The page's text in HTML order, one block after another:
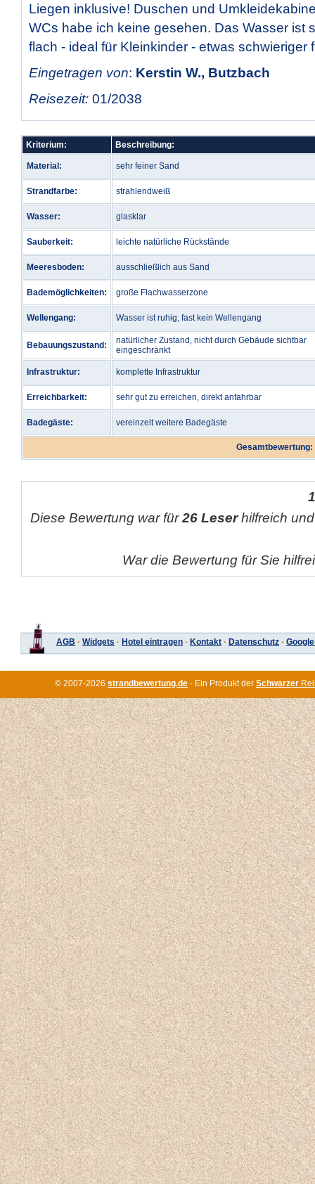
Liegen inklusive! Duschen und
WCs habe ich keine gesehen. Das Wasser ist
flach - ideal für Kleinkinder - etwas schwieriger
Eingetragen von: Kerstin W., Butzbach
Reisezeit: 01/2038
Kriterium: Beschreibung:
Material: sehr feiner Sand
Strandfarbe: strahlendweiß
Wasser: glasklar
Sauberkeit: leichte natürliche Rückstände
Meeresboden: ausschließlich aus Sand
Bademöglichkeiten: große Flachwasserzone
Wellengang: Wasser ist ruhig, fast kein Wellengang
Bebauungszustand:
natürlicher Zustand, nicht durch Gebäude sichtbar
eingeschränkt
Infrastruktur: komplette Infrastruktur
Erreichbarkeit: sehr gut zu erreichen, direkt anfahrbar
Badegäste: vereinzelt weitere Badegäste
Gesamtbewertung:
Diese Bewertung war für26 Leserhilfreich
War die Bewertung für Sie
AGB · Widgets · Hotel eintragen · Kontakt · Datenschutz ·
© 2007-2026 strandbewertung.de · Ein Produkt der Schwarzer